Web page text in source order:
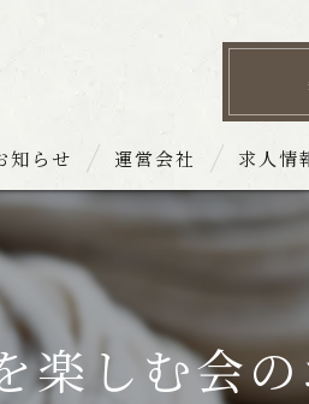
知らせ 運営会社 求人情
しむ会